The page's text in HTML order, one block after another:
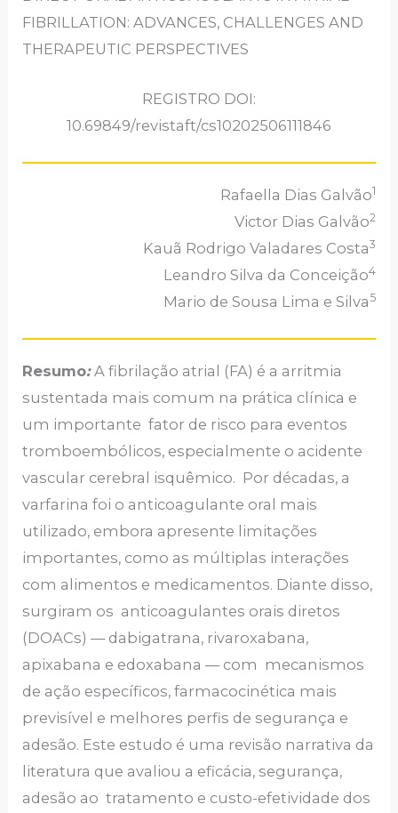
FIBRILLATION: ADVANCES, CHALLENGES AND
THERAPEUTIC PERSPECTIVES
REGISTRO DOI:
10.69849/revistaft/cs10202506111846
Rafaella Dias Galvão1
Victor Dias Galvão2
Kauã Rodrigo Valadares Costa3
Leandro Silva da Conceição4
Mario de Sousa Lima e Silva 5
Resumo:A fibrilação atrial (FA) é a arritmia
sustentada mais comum na prática clínica e
um importante fator de risco para eventos
tromboembólicos, especialmente o acidente
vascular cerebral isquêmico. Por décadas, a
varfarina foi o anticoagulante oral mais
utilizado, embora apresente limitações
importantes, como as múltiplas interações
com alimentos e medicamentos. Diante disso,
surgiram os anticoagulantes orais diretos
(DOACs) — dabigatrana, rivaroxabana,
apixabana e edoxabana — com mecanismos
de ação específicos, farmacocinética mais
previsível e melhores perfis de segurança e
adesão. Este estudo é uma revisão narrativa da
literatura que avaliou a eficácia, segurança,
adesão ao tratamento e custo-efetividade dos